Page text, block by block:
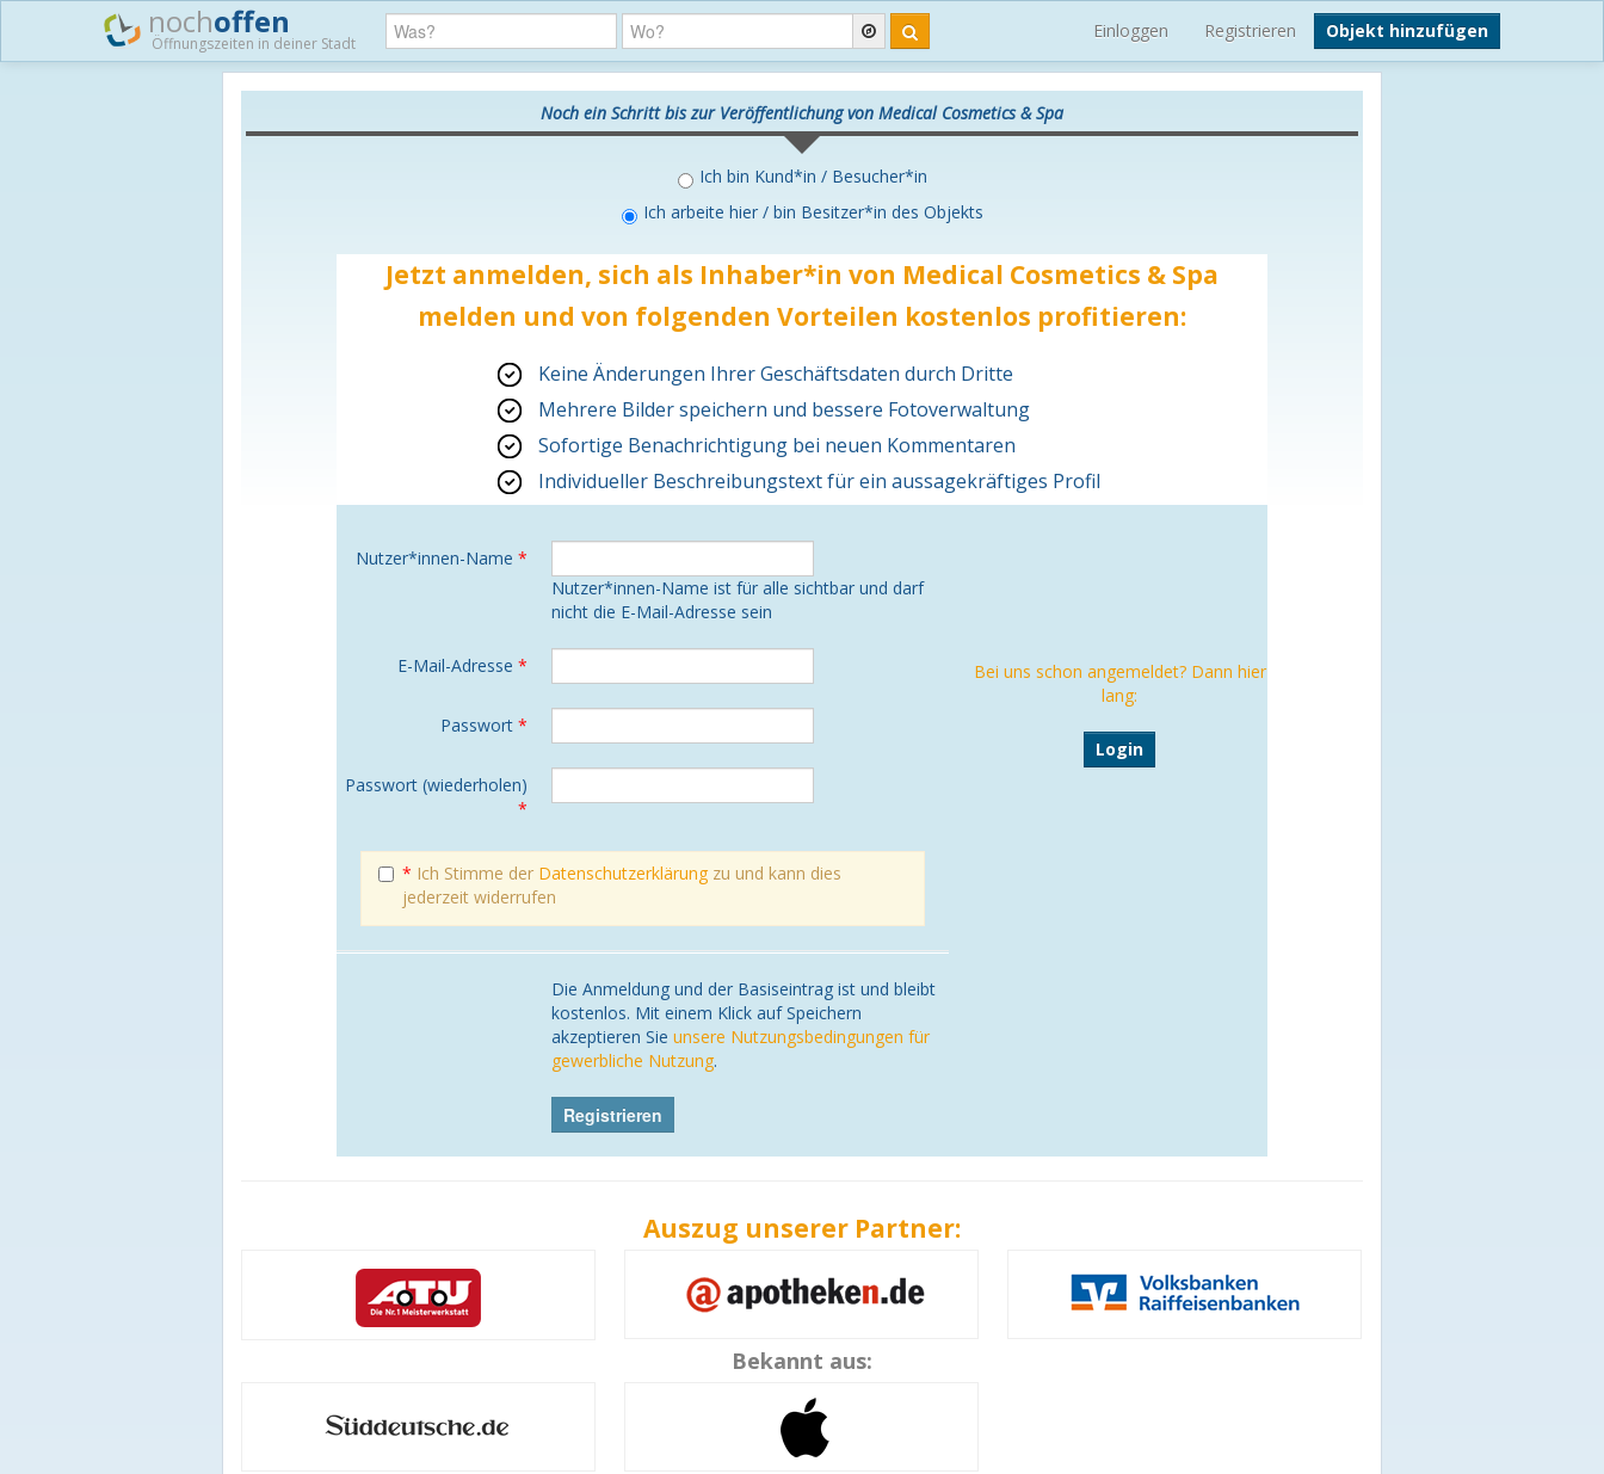
nochoffen
Öffnungszeiten in deiner Stadt
Einloggen Registrieren Objekt hinzufügen
Noch ein Schritt bis zur Veröffentlichung von Medical Cosmetics & Spa
Ich bin Kund*in / Besucher*in
Ich arbeite hier / bin Besitzer*in des Objekts
Jetzt anmelden, sich als Inhaber*in von Medical Cosmetics & Spa
melden und von folgenden Vorteilen kostenlos profitieren:
Keine Änderungen Ihrer Geschäftsdaten durch Dritte
Mehrere Bilder speichern und bessere Fotoverwaltung
Sofortige Benachrichtigung bei neuen Kommentaren
Individueller Beschreibungstext für ein aussagekräftiges Profil
Nutzer*innen-Name*
Nutzer*innen-Name ist für alle sichtbar und darf
nicht die E-Mail-Adresse sein
E-Mail-Adresse*
Passwort*
Passwort (wiederholen)
*
* Ich Stimme der Datenschutzerklärung zu und kann dies
jederzeit widerrufen
Die Anmeldung und der Basiseintrag ist und bleibt
kostenlos. Mit einem Klick auf Speichern
akzeptieren Sieunsere Nutzungsbedingungen für
gewerbliche Nutzung.
Bei uns schon angemeldet? Dann hier
lang:
Login
Auszug unserer Partner:
Bekannt aus: